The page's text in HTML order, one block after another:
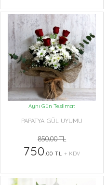
Aynı Gün Teslimat
PAPATYA GÜL UYUMU
850.00 TL
750.00 TL+ KDV